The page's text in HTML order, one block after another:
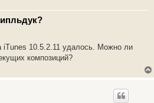
iTunes 10.5.2.11 удалось. Можно ли
композиций?